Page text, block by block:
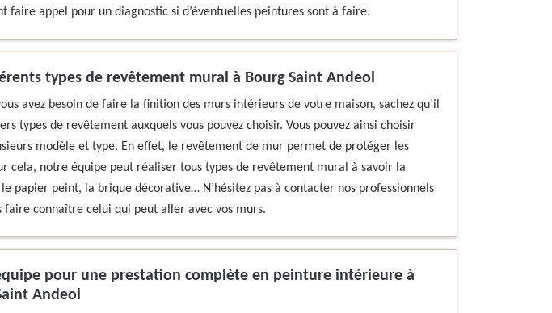
faire appel pour un diagnostic si d’éventuelles peintures sont à faire.
types de revêtement mural à Bourg Saint Andeol
avez besoin de faire la finition des murs intérieurs de votre maison, sachez qu’il
types de revêtement auxquels vous pouvez choisir. Vous pouvez ainsi choisir
modèle et type. En effet, le revêtement de mur permet de protéger les
cela, notre équipe peut réaliser tous types de revêtement mural à savoir la
papier peint, la brique décorative… N’hésitez pas à contacter nos professionnels
faire connaître celui qui peut aller avec vos murs.
pour une prestation complète en peinture intérieure à
Andeol